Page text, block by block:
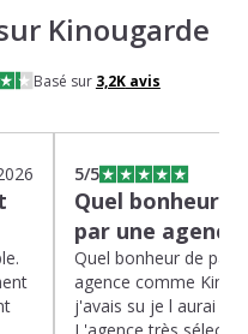
Kinougarde
Basé sur 3,2Kavis
5/5
Quel bonheur
par une
Quel bonheur de
agence comme
j'avais su je l aurai